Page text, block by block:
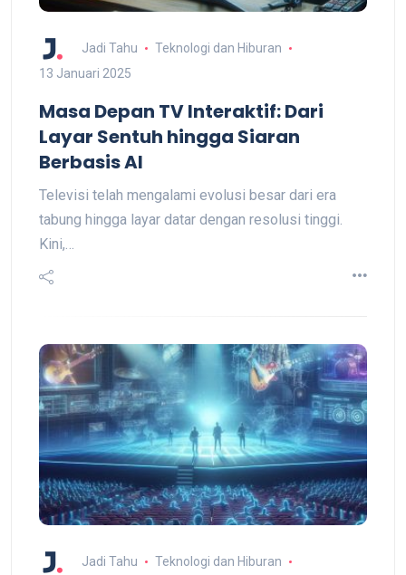
Jadi Tahu
Teknologi dan Hiburan
13 Januari 2025
Masa Depan TV Interaktif: Dari
Layar Sentuh hingga Siaran
Berbasis AI
Televisi telah mengalami evolusi besar dari era
tabung hingga layar datar dengan resolusi tinggi.
Kini,…
Jadi Tahu
Teknologi dan Hiburan